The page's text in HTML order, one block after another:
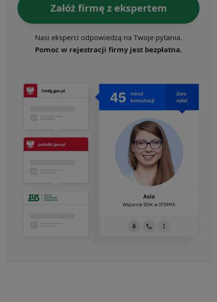
Załóż firmę z ekspertem
Nasi eksperci odpowiedzą na Twoje pytania.
Pomoc w rejestracji firmy jest bezpłatna.